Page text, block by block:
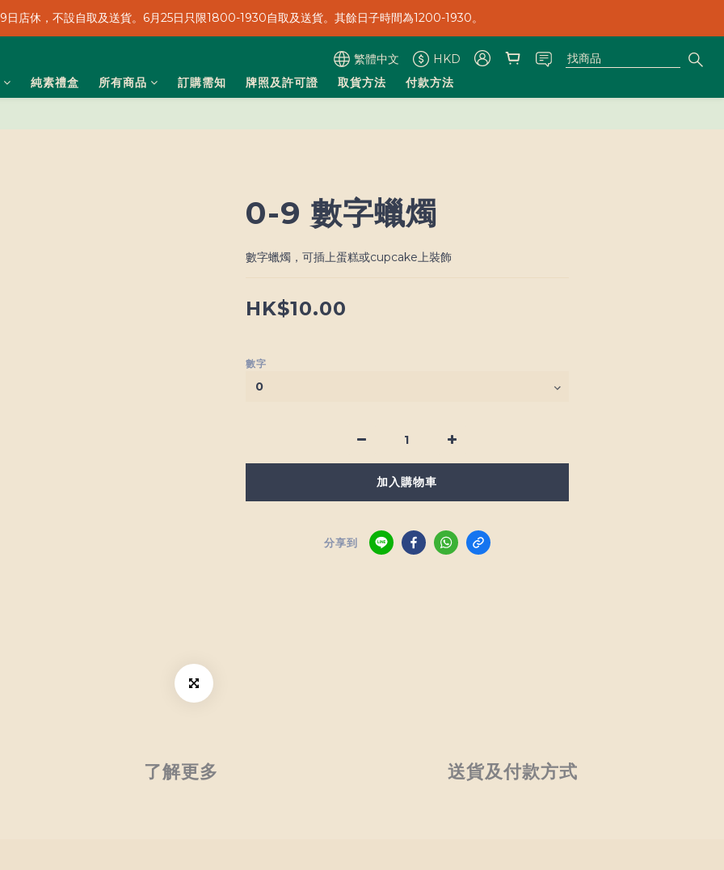
店休，不設自取及送貨。6月25日只限1800-1930自取及送貨。其餘日子時間為1200-1930。
店休，不設自取及送貨。6月25日只限1800-1930自取及送貨。其餘日子時間為1200-1930。
店休，不設自取及送貨。6月25日只限1800-1930自取及送貨。其餘日子時間為1200-1930。
繁體中文
HKD
純素禮盒
所有商品 訂購需知 牌照及許可證 取貨方法 付款方法
0-9 數字蠟燭
數字蠟燭，可插上蛋糕或cupcake上裝飾
HK$10.00
數字
加入購物車
分享到
了解更多 送貨及付款方式